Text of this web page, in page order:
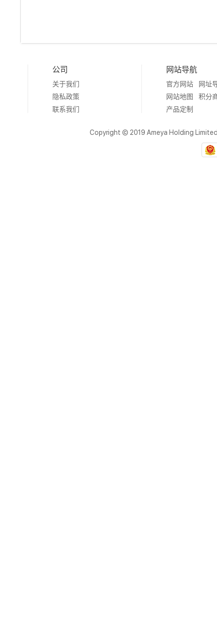
公司
关于我们
隐私政策
联系我们
网站导航
官方网站
网址
网站地图
积分
产品定制
Copyright © 2019 Ameya Holding